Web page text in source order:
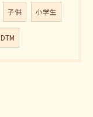
子供 小学生
DTM